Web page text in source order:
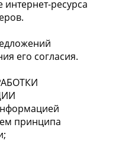
ресурса
его согласия.
принципа